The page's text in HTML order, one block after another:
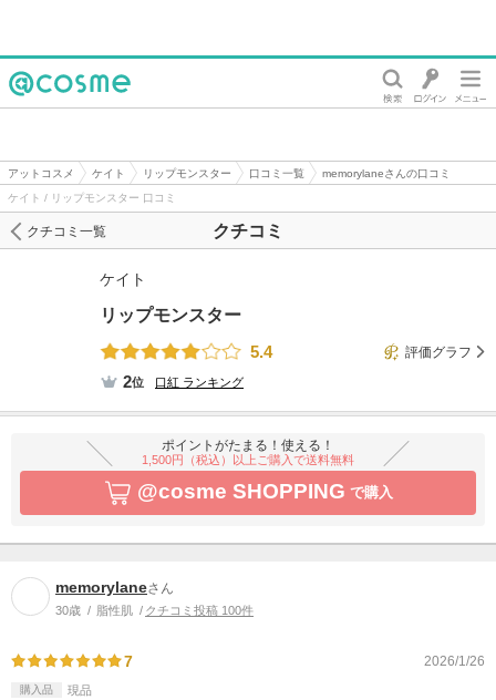
アットコスメ ケイト リップモンスター 口コミ一覧
memorylaneさんの口コミ
ケイト / リップモンスター 口コミ
クチコミ
クチコミ一覧
ケイト
リップモンスター
5.4
評価グラフ
2位 口紅 ランキング
ポイントがたまる！使える！
1,500円（税込）以上ご購入で送料無料
@cosme SHOPPING で購入
memorylaneさん
30歳 脂性肌 クチコミ投稿 100件
7 2026/1/26
購入品 現品